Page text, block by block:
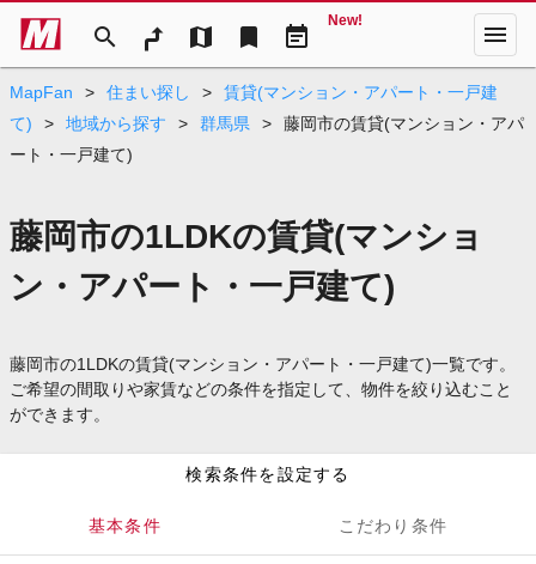
search map bookmark event_note
New! menu
MapFan > 住まい探し >
賃貸(マンション・アパート・一戸建
て)
> 地域から探す > 群馬県 >
藤岡市の賃貸(マンション・アパ
ート・一戸建て)
藤岡市の1LDKの賃貸(マンショ
ン・アパート・一戸建て)
藤岡市の1LDKの賃貸(マンション・アパート・一戸建て)一覧です。
ご希望の間取りや家賃などの条件を指定して、物件を絞り込むこと
ができます。
検索条件を設定する
基本条件 こだわり条件